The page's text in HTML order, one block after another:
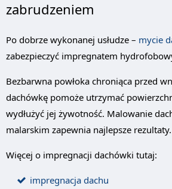
zabrudzeniem
Po dobrze wykonanej usłudze – mycie
zabezpieczyć impregnatem
Bezbarwna powłoka chroniąca przed
dachówkę pomoże utrzymać
wydłużyć jej żywotność. Malowanie
malarskim zapewnia najlepsze rezultaty.
Więcej o impregnacji dachówki tutaj:
impregnacja dachu